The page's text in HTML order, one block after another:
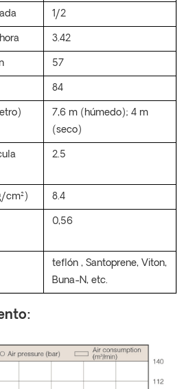
1/2
3.42
57
84
7,6 m (húmedo); 4 m
(seco)
2.5
cm²) 8.4
0,56
teflón , Santoprene, Viton,
Buna-N, etc.